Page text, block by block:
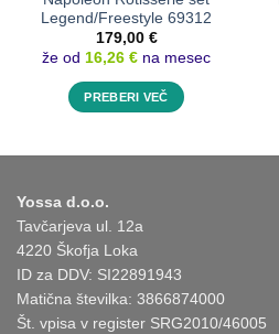
Legend/Freestyle 69312
179,00 €
že od 16,26 € na mesec
PREBERI VEČ
Yossa d.o.o.
Tavčarjeva ul. 12a
4220 Škofja Loka
ID za DDV: SI22891943
Matična številka: 3866874000
Št. vpisa v register SRG2010/46005